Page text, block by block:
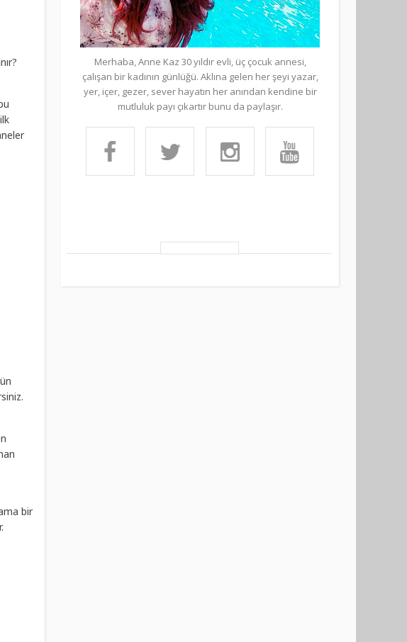
bir
Merhaba, Anne Kaz 30 yıldır evli, üç çocuk annesi,
çalışan bir kadının günlüğü. Aklına gelen her şeyi yazar,
yer, içer, gezer, sever hayatın her anından kendine bir
mutluluk payı çıkartır bunu da paylaşır.